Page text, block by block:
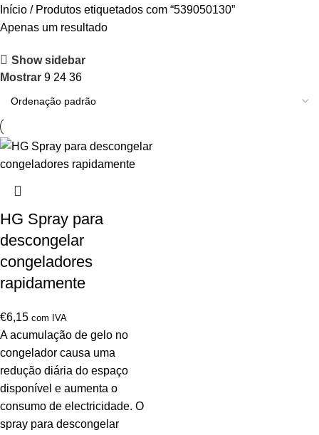
Início
Produtos etiquetados com “539050130”
Apenas um resultado
Show sidebar
Mostrar 9 24 36
HG Spray para
descongelar
congeladores
rapidamente
€6,15 com IVA
A acumulação de gelo no
congelador causa uma
redução diária do espaço
disponível e aumenta o
consumo de electricidade. O
spray para descongelar